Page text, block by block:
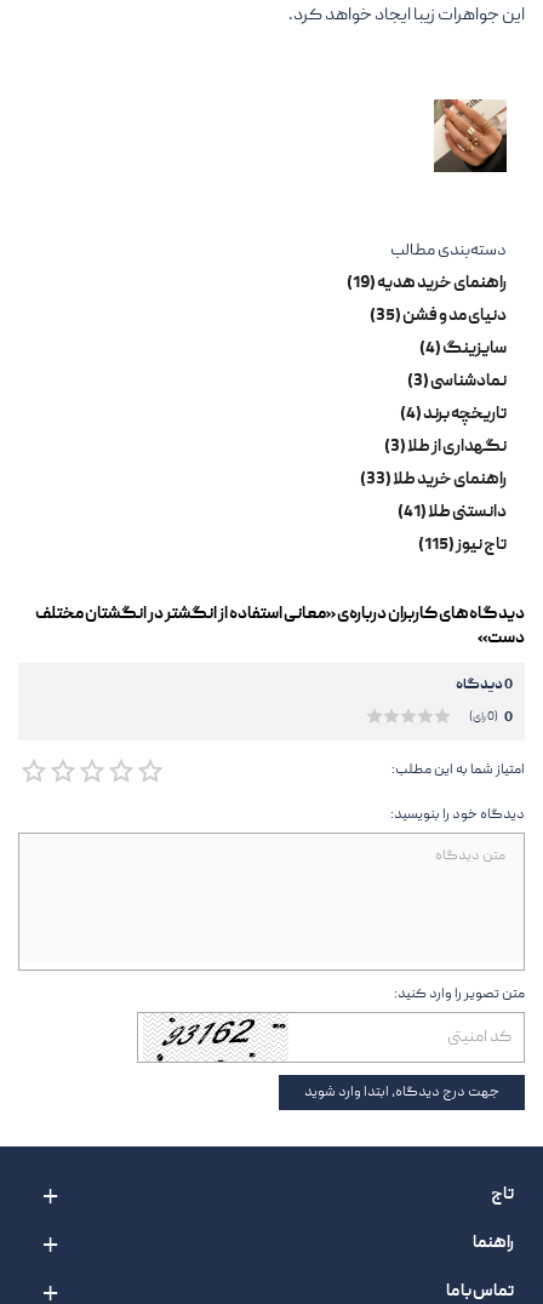
این جواهرات زیبا ایجاد خواهد کرد.
دسته‌بندی مطالب
راهنمای خرید هدیه (19)
دنیای مد و فشن (35)
سایزینگ (4)
نمادشناسی (3)
تاریخچه برند (4)
نگهداری از طلا (3)
راهنمای خرید طلا (33)
دانستنی طلا (41)
تاج نیوز (115)
دیدگاه‌های کاربران درباره‌ی «معانی استفاده از انگشتر در انگشتان مختلف
دست»
0 دیدگاه
0 (0 رای)
امتیاز شما به این مطلب:
دیدگاه خود را بنویسید:
متن تصویر را وارد کنید:
جهت درج دیدگاه، ابتدا وارد شوید
تاج
راهنما
تماس با ما